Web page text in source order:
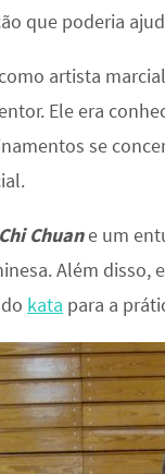
que poderia
artista
Ele era
se
Chuane um
Além disso,
kata para a